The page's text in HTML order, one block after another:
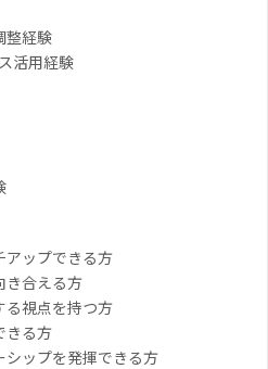
整経験
活用経験
アップできる方
き合える方
る視点を持つ方
きる方
ップを発揮できる方